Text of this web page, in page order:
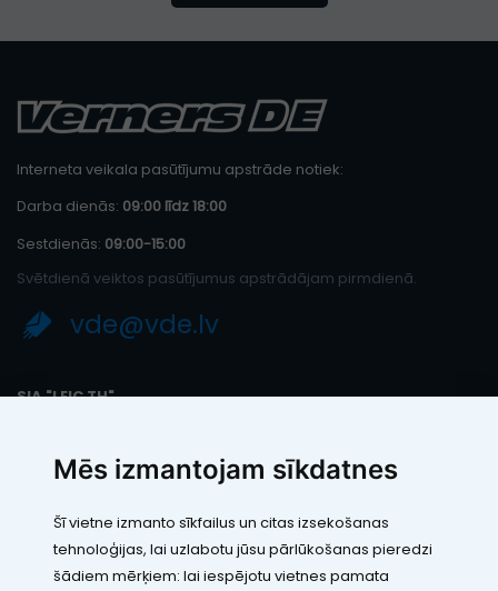
Mēs izmantojam sīkdatnes
Šī vietne izmanto sīkfailus un citas izsekošanas
tehnoloģijas, lai uzlabotu jūsu pārlūkošanas pieredzi
šādiem mērķiem: lai iespējotu vietnes pamata
Interneta veikala pasūtījumu apstrāde notiek:
Darba dienās: 09:00 līdz 18:00
Sestdienās: 09:00-15:00
Svētdienā veiktos pasūtījumus apstrādājam pirmdienā.
vde@vde.lv
SIA "LEIC TH"
Juridiskā adrese: Rāmuļu iela 33, Rīga, LV-1005
Banka: Paysera LT, UAB
Konts: LT123500010005426773
Kontakti